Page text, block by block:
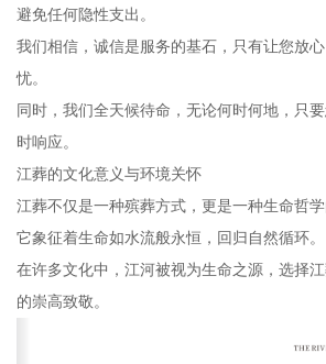
避免任何隐性支出。
我们相信，诚信是服务的基石，只有让您放
忧。
同时，我们全天候待命，无论何时何地，只
时响应。
江葬的文化意义与环境关怀
江葬不仅是一种殡葬方式，更是一种生命哲学
它象征着生命如水流般永恒，回归自然循环。
在许多文化中，江河被视为生命之源，选择
的崇高致敬。